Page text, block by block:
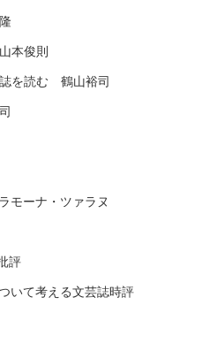
本俊則
を読む 鶴山裕司
モーナ・ツァラヌ
評
いて考える文芸誌時評